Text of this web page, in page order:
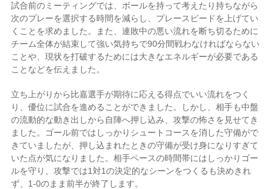
試合前のミーティングでは、ボールを持って考えたり持ちながら
次のプレーを選択する時間を減らし、プレースピードを上げてい
くことを求めました。また、連敗中の悪い流れを断ち切るために
チーム全体が結束して強い気持ちで90分間戦わなければならない
ことや、現状を打破するためには大きなエネルギーが必要である
ことなどを伝えました。
立ち上がりから比嘉選手が期待に応える得点でいい流れをつく
り、優位に試合を進めることができました。しかし、相手も中盤
の流動的な動き出しから自陣へ押し込み、攻撃の怖さを見せてき
ました。ゴール前ではしっかりシュートコースを消した守備がで
きていましたが、押し込まれたときの守備が受け身になりすぎて
いた点が気になりました。相手ペースの時間帯にはしっかりゴー
ルを守り、攻撃では1対1の決定的なシーンをつくるも決めきれ
ず、1-0のまま前半が終了します。